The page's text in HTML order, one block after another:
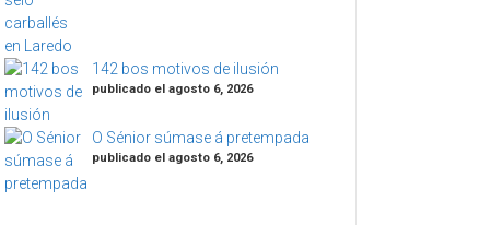
142 bos motivos de ilusión
publicado el agosto 6, 2026
O Sénior súmase á pretempada
publicado el agosto 6, 2026